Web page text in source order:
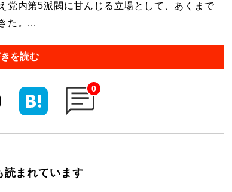
内第5派閥に甘んじる立場として、あくまで
た。...
を読む
0
読まれています